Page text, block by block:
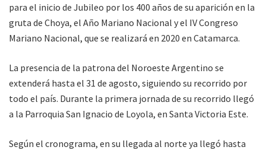
para el inicio de Jubileo por los 400 años de su aparición en la
gruta de Choya, el Año Mariano Nacional y el IV Congreso
Mariano Nacional, que se realizará en 2020 en Catamarca.
La presencia de la patrona del Noroeste Argentino se
extenderá hasta el 31 de agosto, siguiendo su recorrido por
todo el país. Durante la primera jornada de su recorrido llegó
a la Parroquia San Ignacio de Loyola, en Santa Victoria Este.
Según el cronograma, en su llegada al norte ya llegó hasta